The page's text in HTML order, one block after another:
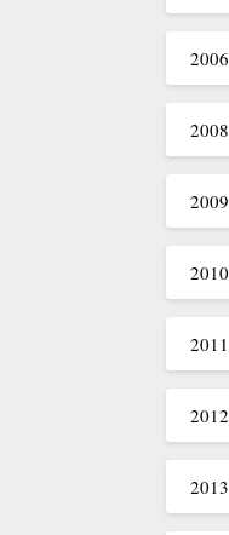
2006
2008
2009
2010
2011
2012
2013